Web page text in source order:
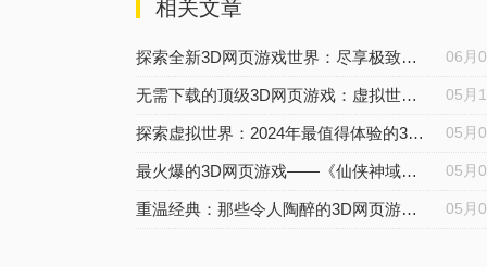
相关文章
06月
探索全新3D网页游戏世界：尽享极致视听盛宴
05月
无需下载的顶级3D网页游戏：虚拟世界的即刻畅游
05月
探索虚拟世界：2024年最值得体验的3D网页游戏
05月
最火爆的3D网页游戏——《仙侠神域》的探险之旅
05月
重温经典：那些令人陶醉的3D网页游戏仙侠世界